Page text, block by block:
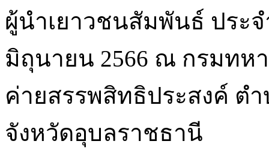
ผู้นำเยาวชนสัมพันธ์ ประจ
มิถุนายน 2566 ณ กรมทห
ค่ายสรรพสิทธิประสงค์ ต
จังหวัดอุบลราชธานี